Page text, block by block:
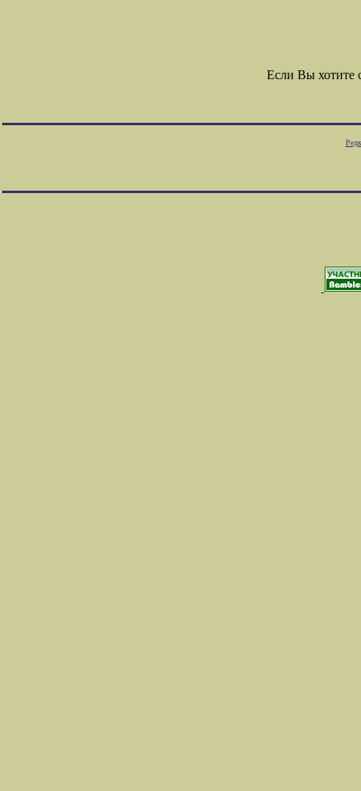
Если Вы хотите